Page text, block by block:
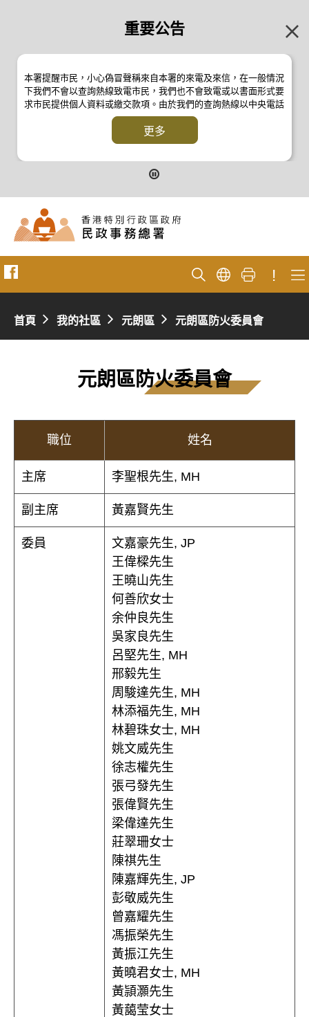
重要公告
本署提醒市民，小心偽冒聲稱來自本署的來電及來信，在一般情況
下我們不會以查詢熱線致電市民，我們也不會致電或以書面形式要
求市民提供個人資料或繳交款項。由於我們的查詢熱線以中央電話
系統操作，本署的來電不會顯示電話號碼 2835 2500 。如有疑
問，應與本署職員核實或向警方反詐騙協調中心
詢熱線 18222 查詢。詳情請瀏覽以下新聞公報：
二零一九年七月二十六日的新聞公報
二零一七年四月二十八日的新聞公報
二零一七年四月五日的新聞公報
更多
!
首頁 我的社區 元朗區 元朗區防火委員會
元朗區防火委員會
職位 姓名
主席 李聖根先生, MH
副主席 黃嘉賢先生
委員
文嘉豪先生, JP
王偉樑先生
王曉山先生
何善欣女士
余仲良先生
吳家良先生
呂堅先生, MH
邢毅先生
周駿達先生, MH
林添福先生, MH
林碧珠女士, MH
姚文威先生
徐志權先生
張弓發先生
張偉賢先生
梁偉達先生
莊翠珊女士
陳祺先生
陳嘉輝先生, JP
彭敬威先生
曾嘉耀先生
馮振榮先生
黃振江先生
黃曉君女士, MH
黃頴灝先生
黃藹莹女士